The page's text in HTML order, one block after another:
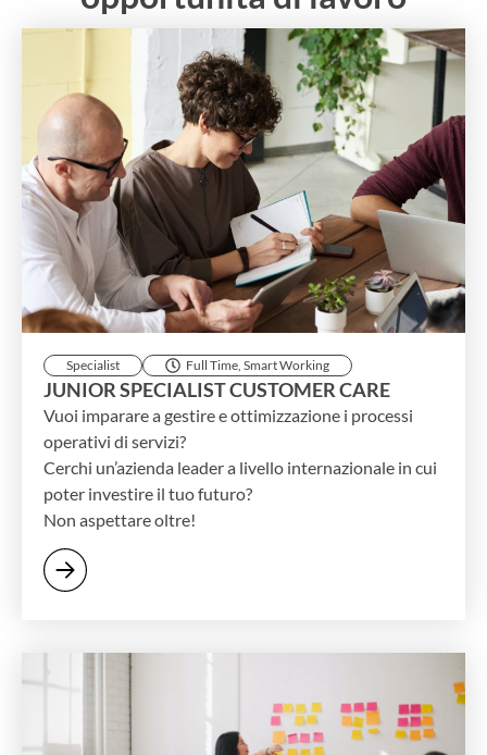
Specialist Full Time, Smart Working
JUNIOR SPECIALIST CUSTOMER CARE
Vuoi imparare a gestire e ottimizzazione i processi
operativi di servizi?
Cerchi un’azienda leader a livello internazionale in cui
poter investire il tuo futuro?
Non aspettare oltre!